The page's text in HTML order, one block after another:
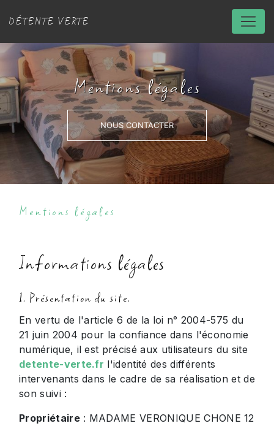
DÉTENTE VERTE
Mentions légales
NOUS CONTACTER
Mentions légales
Informations légales
1. Présentation du site.
En vertu de l'article 6 de la loi n° 2004-575 du
21 juin 2004 pour la confiance dans l'économie
numérique, il est précisé aux utilisateurs du site
detente-verte.fr l'identité des différents
intervenants dans le cadre de sa réalisation et de
son suivi :
Propriétaire: MADAME VERONIQUE CHONE 12